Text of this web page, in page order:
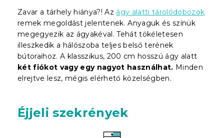
Zavar a tárhely hiánya?! Az ágy alatti tárolódobozok
remek megoldást jelentenek. Anyaguk és színük
megegyezik az ágyakéval. Tehát tökéletesen
illeszkedik a hálószoba teljes belső terének
bútoraihoz. A klasszikus, 200 cm hosszú ágy alatt
két fiókot vagy egy nagyot használhat. Minden
elrejtve lesz, mégis elérhető közelségben.
Éjjeli szekrények